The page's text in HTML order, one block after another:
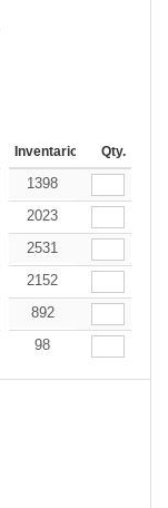
144-287 288 +
Inventario Qty.
11.79
1398
11.79
2023
11.79
2531
11.79
2152
13.67
892
13.67
98